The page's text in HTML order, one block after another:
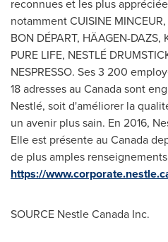
reconnues et les plus
notamment CUISINE
BON DÉPART, HÄAGEN-DAZS,
PURE LIFE, NESTLÉ
NESPRESSO. Ses 3 200
18 adresses au Canadasont
Nestlé, soit d'améliorer la
un avenir plus sain. En 2016,
Elle est présente au Canada
de plus amples
https://
SOURCE Nestle Canada Inc.